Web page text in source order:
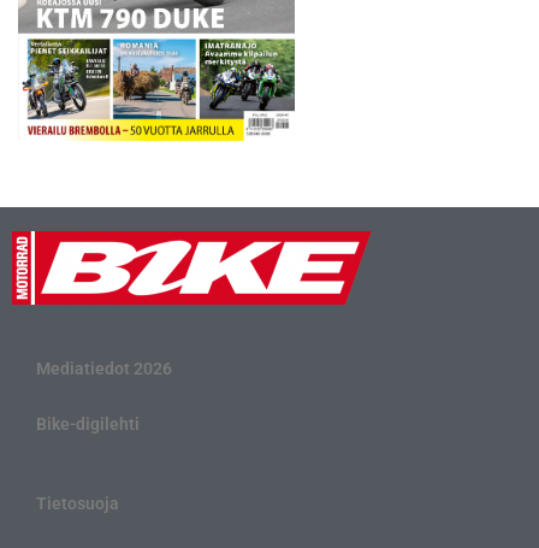
Mediatiedot 2026
Bike-digilehti
Tietosuoja